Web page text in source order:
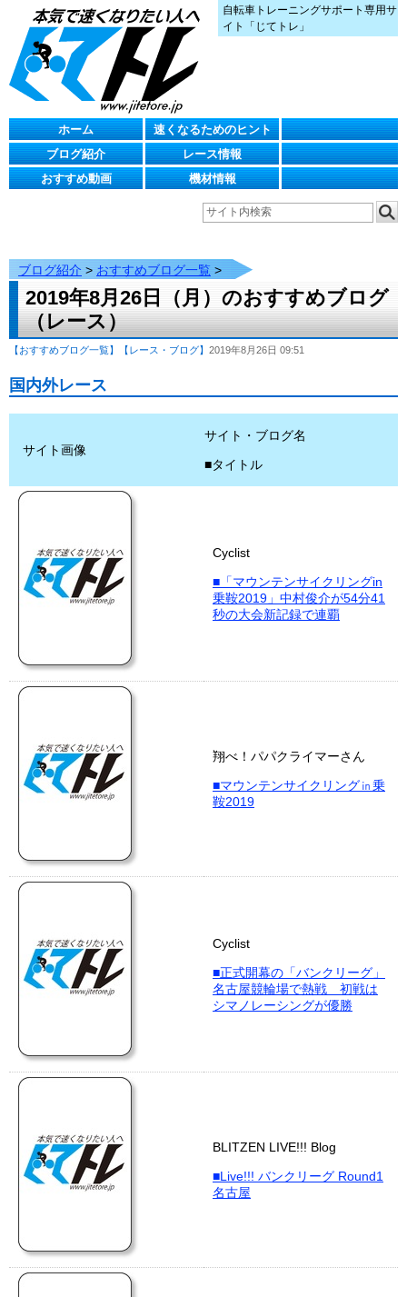
自転車トレーニングサポート専用サ
イト「じてトレ」
ホーム
速くなるためのヒント
ブログ紹介
レース情報
おすすめ動画
機材情報
ブログ紹介 > おすすめブログ一覧 >
2019年8月26日（月）のおすすめブログ
（レース）
【おすすめブログ一覧】 【レース・ブログ】 2019年8月26日 09:51
国内外レース
サイト画像
サイト・ブログ名
■タイトル
Cyclist
■「マウンテンサイクリングin
乗鞍2019」中村俊介が54分41
秒の大会新記録で連覇
翔べ！パパクライマーさん
■マウンテンサイクリング㏌乗
鞍2019
Cyclist
■正式開幕の「バンクリーグ」
名古屋競輪場で熱戦 初戦は
シマノレーシングが優勝
BLITZEN LIVE!!! Blog
■Live!!! バンクリーグ Round1
名古屋